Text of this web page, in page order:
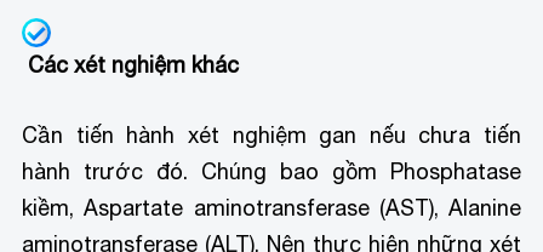
Các xét nghiệm khác
Cần tiến hành xét nghiệm gan nếu chưa tiến
hành trước đó. Chúng bao gồm Phosphatase
kiềm, Aspartate aminotransferase (AST), Alanine
aminotransferase (ALT). Nên thực hiện những xét